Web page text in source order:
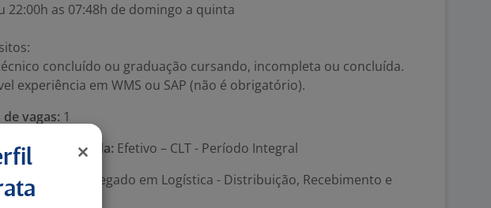
22:00h as 07:48h de domingo a quinta
concluído ou graduação cursando, incompleta ou concluída.
experiência em WMS ou SAP (não é obrigatório).
vagas: 1
e Jornada: Efetivo – CLT - Período Integral
Encarregado em Logística - Distribuição, Recebimento e